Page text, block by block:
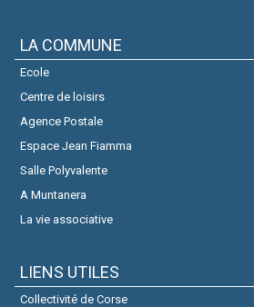
LA COMMUNE
Ecole
Centre de loisirs
Agence Postale
Espace Jean Fiamma
Salle Polyvalente
A Muntanera
La vie associative
LIENS UTILES
Collectivité de Corse